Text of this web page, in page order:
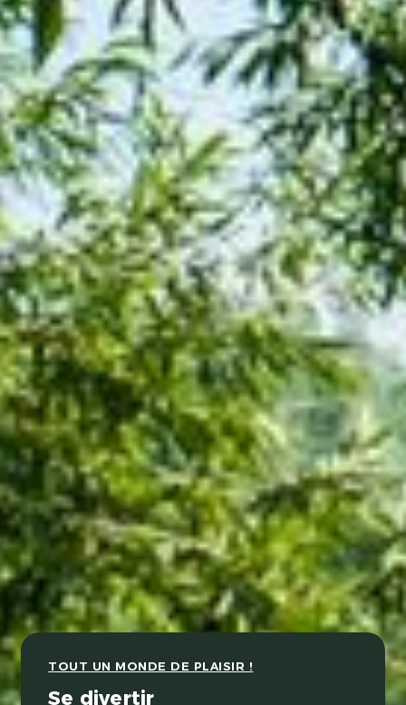
TOUT UN MONDE DE PLAISIR !
Se divertir